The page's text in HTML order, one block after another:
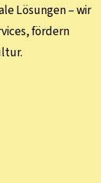
Lösungen – wir
fördern